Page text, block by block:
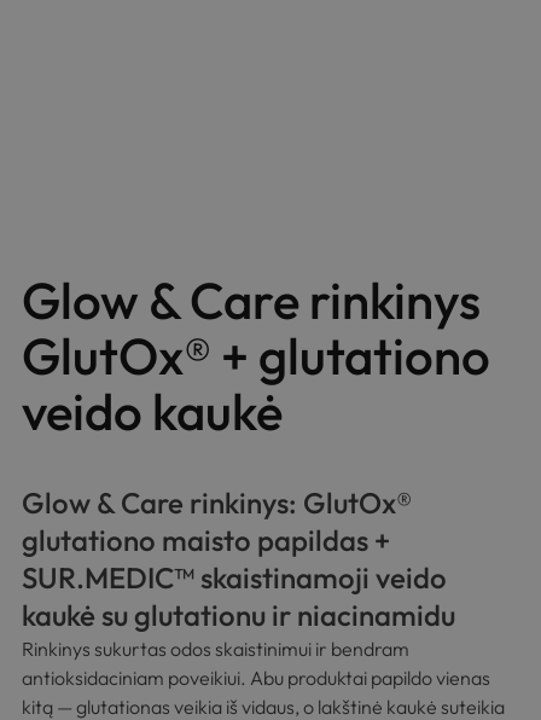
Glow & Care rinkinys
GlutOx® + glutationo
veido kaukė
Glow & Care rinkinys: GlutOx®
glutationo maisto papildas +
SUR.MEDIC™ skaistinamoji veido
kaukė su glutationu ir niacinamidu
Rinkinys sukurtas odos skaistinimui ir bendram
antioksidaciniam poveikiui. Abu produktai papildo vienas
kitą — glutationas veikia iš vidaus, o lakštinė kaukė suteikia